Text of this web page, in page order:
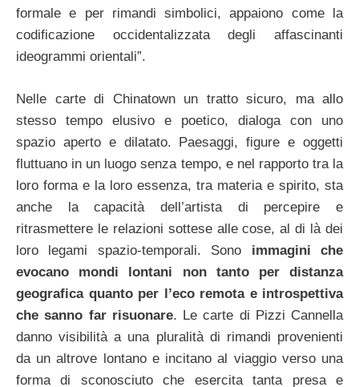
formale e per rimandi simbolici, appaiono come la
codificazione occidentalizzata degli affascinanti
ideogrammi orientali”.
Nelle carte di Chinatown un tratto sicuro, ma allo
stesso tempo elusivo e poetico, dialoga con uno
spazio aperto e dilatato. Paesaggi, figure e oggetti
fluttuano in un luogo senza tempo, e nel rapporto tra la
loro forma e la loro essenza, tra materia e spirito, sta
anche la capacità dell’artista di percepire e
ritrasmettere le relazioni sottese alle cose, al di là dei
loro legami spazio-temporali. Sono immagini che
evocano mondi lontani non tanto per distanza
geografica quanto per l’eco remota e introspettiva
che sanno far risuonare. Le carte di Pizzi Cannella
danno visibilità a una pluralità di rimandi provenienti
da un altrove lontano e incitano al viaggio verso una
forma di sconosciuto che esercita tanta presa e